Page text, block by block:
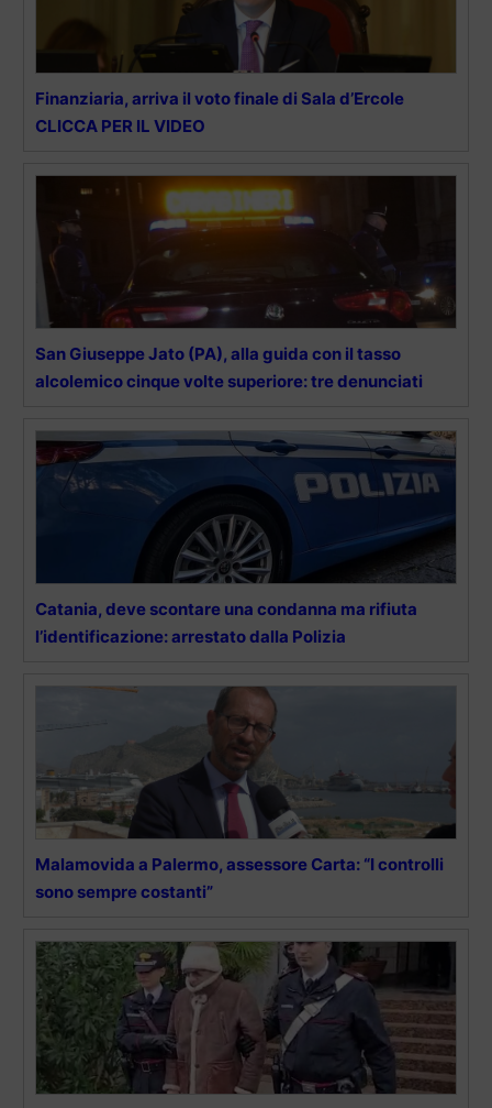
Finanziaria, arriva il voto finale di Sala d’Ercole
CLICCA PER IL VIDEO
San Giuseppe Jato (PA), alla guida con il tasso
alcolemico cinque volte superiore: tre denunciati
Catania, deve scontare una condanna ma rifiuta
l’identificazione: arrestato dalla Polizia
Malamovida a Palermo, assessore Carta: “I controlli
sono sempre costanti”